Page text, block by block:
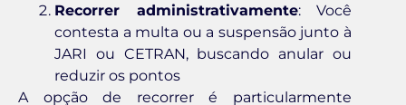
Recorrer administrativamente: Você
contesta a multa ou a suspensão junto à
JARI ou CETRAN, buscando anular ou
reduzir os pontos
A opção de recorrer é particularmente